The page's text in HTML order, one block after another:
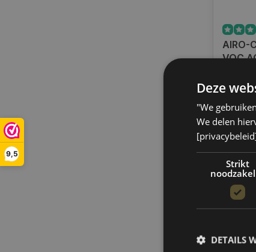
9,5
AIRO-
VOC
Indien
gratis
BE)
€17,36
Deze
"We
We delen
Strikt
DETAILS